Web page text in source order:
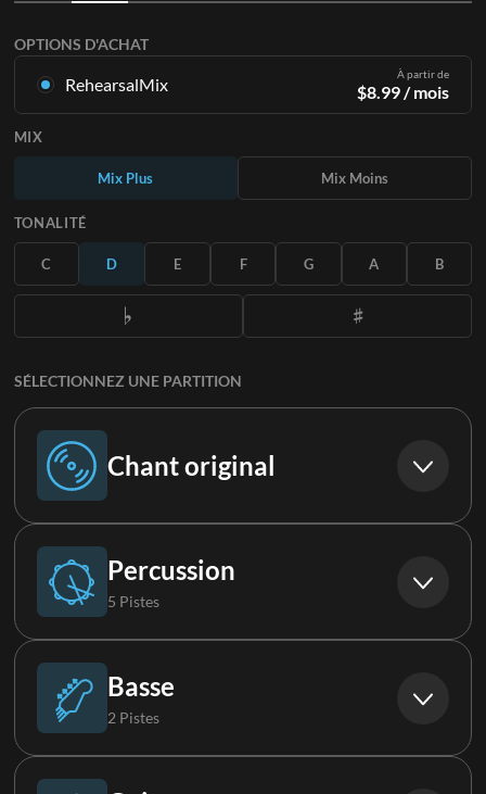
OPTIONS D'ACHAT
RehearsalMix À partir de
$8.99/ mois
Disponible dans les 12 tonalités avec des Mix Plus et Moins
pour chaque partition et le chant original.
S'ABONNER
MIX
Mix Plus Mix Moins
TONALITÉ
C D E F G A B
SÉLECTIONNEZ UNE PARTITION
Chant original
Chant original
Percussion
5 Pistes
Batterie (Live)
Percussions
Basse
2 Pistes
Basse